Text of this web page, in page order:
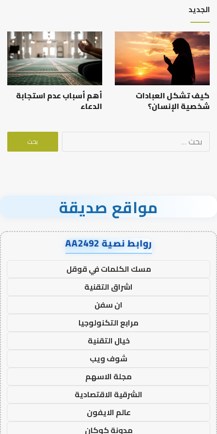
الجديد
كيف تشكل العبادات
شخصية الإنسان؟
أهم أسباب عدم استجابة
الدعاء
البحث
مواقع صديقة
روابط نصية AA2492
مسك الكلمات في قوقل
اشراق التقنية
ان سفن
مرابع التكنولوجيا
خيال التقنية
شوف ويب
مجلة الاسهم
الشرقية الاقتصادية
عالم الايفون
مدونة كوكان